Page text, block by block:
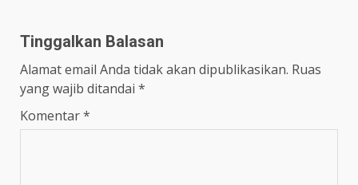
Tinggalkan Balasan
Alamat email Anda tidak akan dipublikasikan. Ruas
yang wajib ditandai *
Komentar*